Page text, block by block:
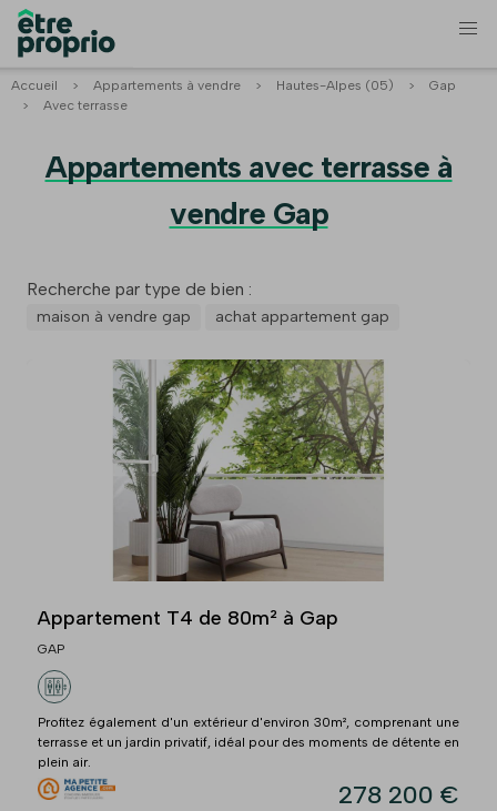
Accueil > Appartements à vendre > Hautes-Alpes (05) >
Gap
>
Avec terrasse
Appartements avec terrasse à
vendre Gap
Recherche par type de bien :
maison à vendre gap achat appartement gap
Appartement T4 de 80m² à Gap
GAP
Profitez également d'un extérieur d'environ 30m², comprenant une
terrasse et un jardin privatif, idéal pour des moments de détente en
plein air.
278 200 €